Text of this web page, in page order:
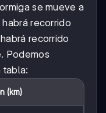
se mueve a
recorrido
recorrido
Podemos
tabla:
(km)